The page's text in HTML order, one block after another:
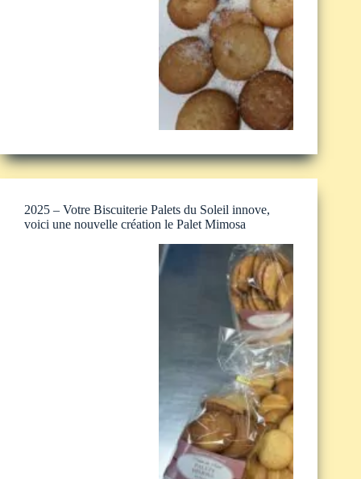
2025 – Votre Biscuiterie Palets du Soleil innove,
voici une nouvelle création le Palet Mimosa